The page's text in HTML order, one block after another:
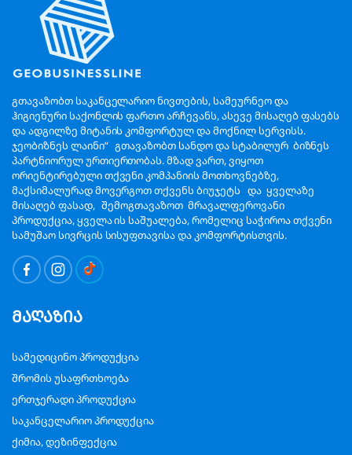
გთავაზობთ საკანცელარიო ნივთების, სამეურნეო და
ჰიგიენური საქონლის ფართო არჩევანს, ასევე მისაღებ ფასებს
და ადგილზე მიტანის კომფორტულ და მოქნილ სერვისს.
ჯეობიზნეს ლაინი“ გთავაზობთ სანდო და სტაბილურ ბიზნეს
პარტნიორულ ურთიერთობას. მზად ვართ, ვიყოთ
ორიენტირებული თქვენი კომპანიის მოთხოვნებზე,
მაქსიმალურად მოვერგოთ თქვენს ბიუჯეტს და ყველაზე
მისაღებ ფასად, შემოგთავაზოთ მრავალფეროვანი
პროდუქცია, ყველა ის საშუალება, რომელიც საჭიროა თქვენი
სამუშაო სივრცის სისუფთავისა და კომფორტისთვის.
მაღაზია
სამედიცინო პროდუქცია
შრომის უსაფრთხოება
ერთჯერადი პროდუქცია
საკანცელარიო პროდუქცია
ქიმია, დეზინფექცია